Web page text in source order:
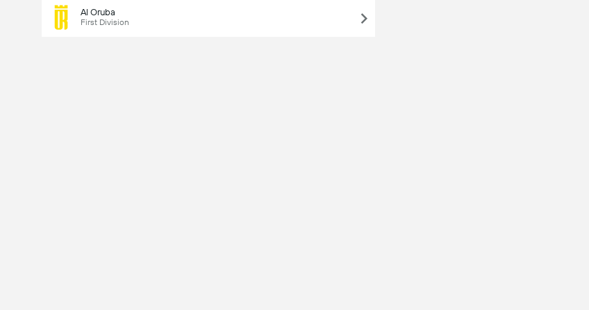
Al Oruba
First Division